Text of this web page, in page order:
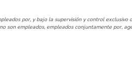
por, y bajo la supervisión y control
son empleados, empleados conjuntamente por,